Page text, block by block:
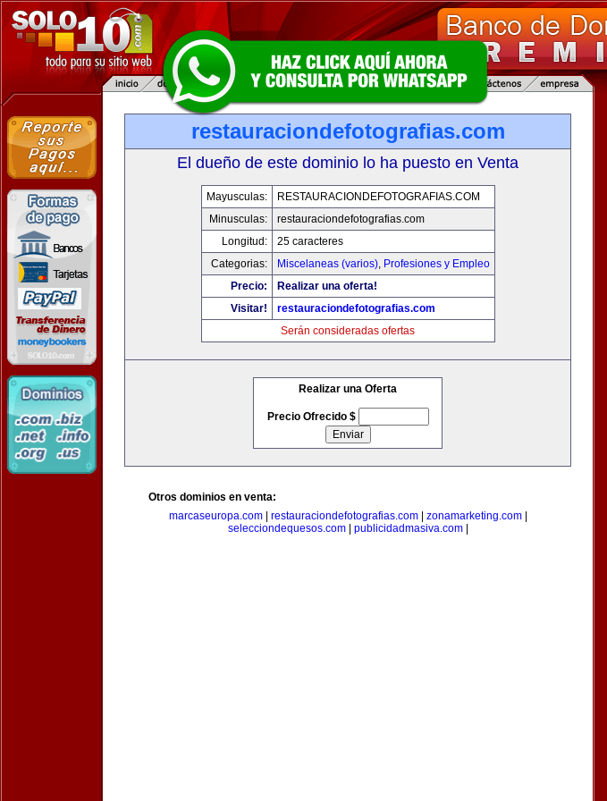
restauraciondefotografias.com
El dueño de este dominio lo ha puesto en Venta
Mayusculas:
RESTAURACIONDEFOTOGRAFIAS.COM
Minusculas:
restauraciondefotografias.com
Longitud:
25 caracteres
Categorias:
Miscelaneas (varios), Profesiones y Empleo
Precio:
Realizar una oferta!
Visitar!
restauraciondefotografias.com
Serán consideradas ofertas
Realizar una Oferta
Precio Ofrecido $
Otros dominios en venta:
marcaseuropa.com| restauraciondefotografias.com| zonamarketing.com|
selecciondequesos.com| publicidadmasiva.com|